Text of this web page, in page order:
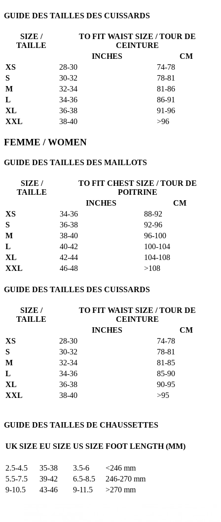
GUIDE DES TAILLES DES CUISSARDS
SIZE /
TAILLE
TO FIT WAIST SIZE / TOUR DE
CEINTURE
INCHES
CM
XS
28-30
74-78
S
30-32
78-81
M
32-34
81-86
L
34-36
86-91
XL
36-38
91-96
XXL
38-40 >96
FEMME / WOMEN
GUIDE DES TAILLES DES MAILLOTS
SIZE /
TAILLE
TO FIT CHEST SIZE / TOUR DE
POITRINE
INCHES
CM
XS
34-36
88-92
S
36-38
92-96
M
38-40
96-100
L
40-42
100-104
XL
42-44
104-108
XXL
46-48 >108
GUIDE DES TAILLES DES CUISSARDS
SIZE /
TAILLE
TO FIT WAIST SIZE / TOUR DE
CEINTURE
INCHES
CM
XS
28-30
74-78
S
30-32
78-81
M
32-34
81-85
L
34-36
85-90
XL
36-38
90-95
XXL
38-40 >95
GUIDE DES TAILLES DE CHAUSSETTES
UK SIZE EU SIZE US SIZE FOOT LENGTH (MM)
2.5-4.5 35-38 3.5-6
<246 mm
5.5-7.5
39-42 6.5-8.5
246-270 mm
9-10.5
43-46 9-11.5 >270 mm